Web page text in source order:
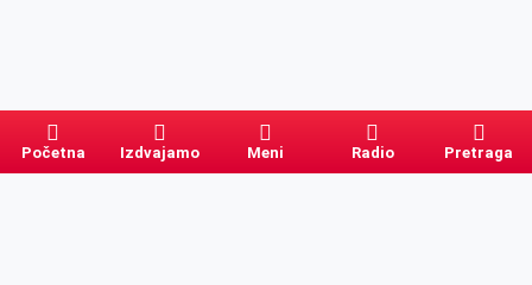
Početna Izdvajamo Meni Radio Pretraga